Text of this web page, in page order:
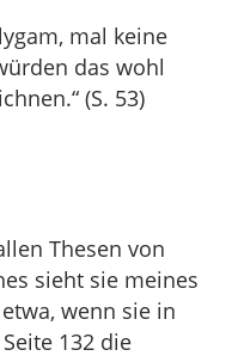
mal keine
das wohl
(S. 53)
Thesen von
sieht sie meines
wenn sie in
132 die